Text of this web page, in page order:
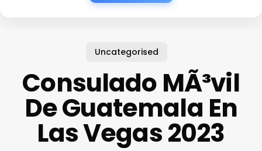
Uncategorised
Consulado MÃ³vil
De Guatemala En
Las Vegas 2023